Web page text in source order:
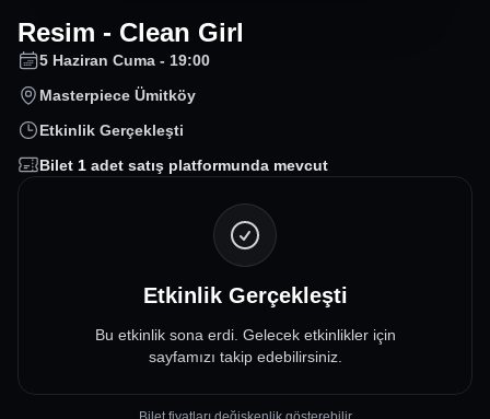
Resim - Clean Girl
5 Haziran Cuma - 19:00
Masterpiece Ümitköy
Etkinlik Gerçekleşti
Bilet 1 adet satış platformunda mevcut
Etkinlik Gerçekleşti
Bu etkinlik sona erdi. Gelecek etkinlikler için
sayfamızı takip edebilirsiniz.